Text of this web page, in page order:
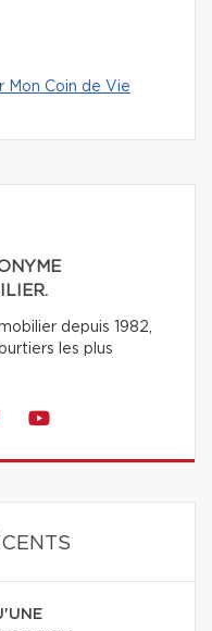
Mon Coin de Vie
depuis 1982,
les plus